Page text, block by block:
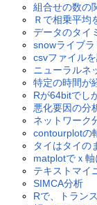
組合せの数の
Ｒで相乗平均
データのタイ
snowライブ
csvファイル
ニューラルネ
特定の時間が
Rが64bitでし
悪化要因の分
ネットワーク
contourplotの
タイはタイの
matplotでｘ
テキストマイ
SIMCA分析
Rで、トラン